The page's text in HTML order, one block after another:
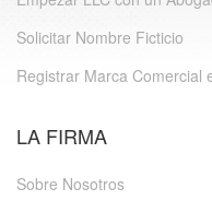
Solicitar Nombre Ficticio
Registrar Marca Comercial
LA FIRMA
Sobre Nosotros